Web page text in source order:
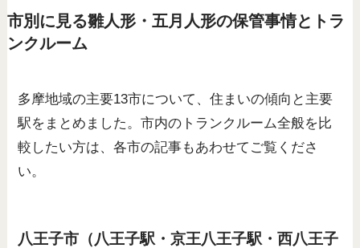
市別に見る雛人形・五月人形の保管事情とトラ
ンクルーム
多摩地域の主要13市について、住まいの傾向と主要
駅をまとめました。市内のトランクルーム全般を比
較したい方は、各市の記事もあわせてご覧くださ
い。
八王子市（八王子駅・京王八王子駅・西八王子